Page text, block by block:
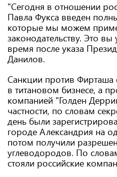
"Сегодня в отношении
Павла Фукса введен
которые мы можем
законодательству. Это
время после указа
Данилов.
Санкции против Фирташа
в титановом бизнесе, а
компанией "Голден
частности, по словам
день были
городе Александрия на
потом получили
углеводородов. По
стояли российские